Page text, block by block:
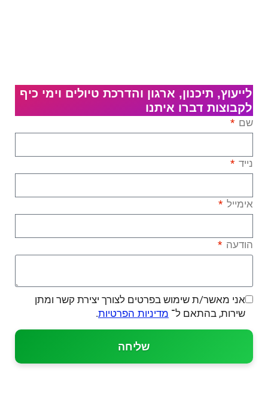
לייעוץ, תיכנון, ארגון והדרכת טיולים וימי כיף
לקבוצות דברו איתנו
שם
נייד
אימייל
הודעה
אני מאשר/ת שימוש בפרטים לצורך יצירת קשר ומתן
שירות, בהתאם ל־ מדיניות הפרטיות.
שליחה